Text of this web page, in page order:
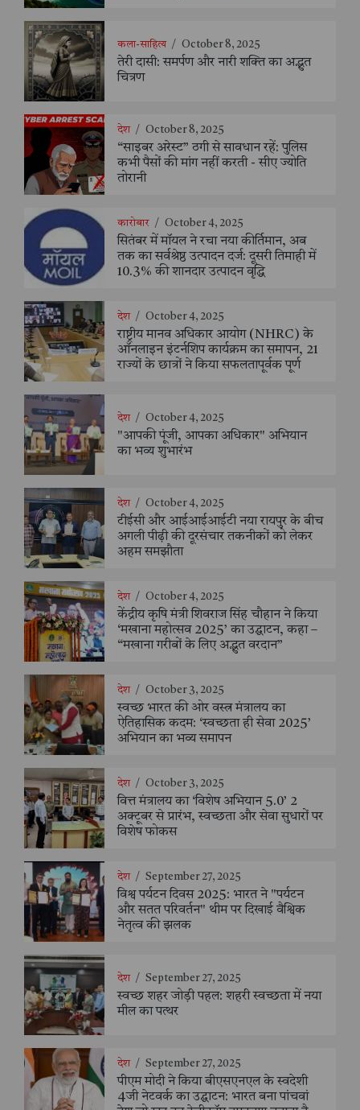
कला-साहित्य / October 8, 2025
तेरी दासी: समर्पण और नारी शक्ति का अद्भुत
चित्रण
देश / October 8, 2025
“साइबर अरेस्ट” ठगी से सावधान रहें: पुलिस
कभी पैसों की मांग नहीं करती - सीए ज्योति
तोरानी
कारोबार / October 4, 2025
सितंबर में मॉयल ने रचा नया कीर्तिमान, अब
तक का सर्वश्रेष्ठ उत्पादन दर्ज: दूसरी तिमाही में
10.3% की शानदार उत्पादन वृद्धि
देश / October 4, 2025
राष्ट्रीय मानव अधिकार आयोग (NHRC) के
ऑनलाइन इंटर्नशिप कार्यक्रम का समापन, 21
राज्यों के छात्रों ने किया सफलतापूर्वक पूर्ण
देश / October 4, 2025
"आपकी पूंजी, आपका अधिकार" अभियान
का भव्य शुभारंभ
देश / October 4, 2025
टीईसी और आईआईआईटी नया रायपुर के बीच
अगली पीढ़ी की दूरसंचार तकनीकों को लेकर
अहम समझौता
देश / October 4, 2025
केंद्रीय कृषि मंत्री शिवराज सिंह चौहान ने किया
‘मखाना महोत्सव 2025’ का उद्घाटन, कहा –
“मखाना गरीबों के लिए अद्भुत वरदान”
देश / October 3, 2025
स्वच्छ भारत की ओर वस्त्र मंत्रालय का
ऐतिहासिक कदम: ‘स्वच्छता ही सेवा 2025’
अभियान का भव्य समापन
देश / October 3, 2025
वित्त मंत्रालय का ‘विशेष अभियान 5.0’ 2
अक्टूबर से प्रारंभ, स्वच्छता और सेवा सुधारों पर
विशेष फोकस
देश / September 27, 2025
विश्व पर्यटन दिवस 2025: भारत ने "पर्यटन
और सतत परिवर्तन" थीम पर दिखाई वैश्विक
नेतृत्व की झलक
देश / September 27, 2025
स्वच्छ शहर जोड़ी पहल: शहरी स्वच्छता में नया
मील का पत्थर
देश / September 27, 2025
पीएम मोदी ने किया बीएसएनएल के स्वदेशी
4जी नेटवर्क का उद्घाटन: भारत बना पांचवां